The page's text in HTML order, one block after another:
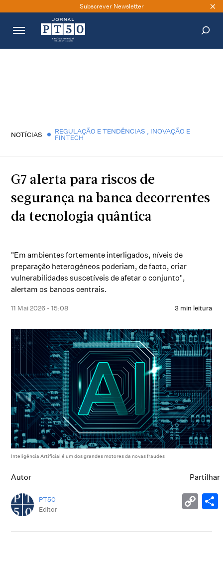
Subscrever Newsletter
NOTÍCIAS REGULAÇÃO E TENDÊNCIAS
INOVAÇÃO E
FINTECH
G7 alerta para riscos de
segurança na banca decorrentes
da tecnologia quântica
"Em ambientes fortemente interligados, níveis de
preparação heterogéneos poderiam, de facto, criar
vulnerabilidades suscetíveis de afetar o conjunto",
alertam os bancos centrais.
11 Mai 2026 - 15:08 3 min leitura
Inteligência Artificial é um dos grandes motores da novas fraudes
Autor
PT50
Editor
Partilhar